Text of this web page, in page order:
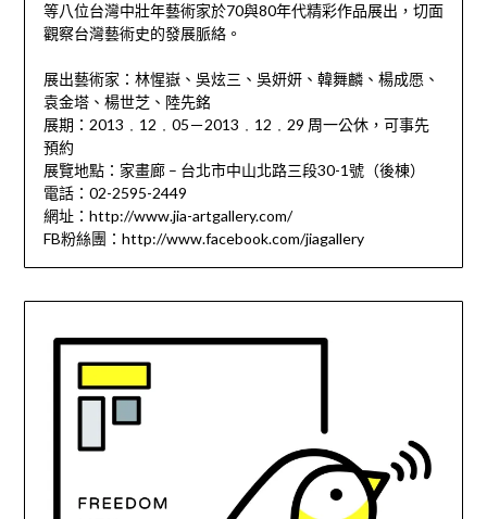
等八位台灣中壯年藝術家於70與80年代精彩作品展出，切面
觀察台灣藝術史的發展脈絡。
展出藝術家：林惺嶽、吳炫三、吳妍妍、韓舞麟、楊成愿、
袁金塔、楊世芝、陸先銘
展期：2013﹒12﹒05－2013﹒12﹒29 周一公休，可事先
預約
展覽地點：家畫廊 – 台北市中山北路三段30-1號（後棟）
電話：02-2595-2449
網址：http://www.jia-artgallery.com/
FB粉絲團：http://www.facebook.com/jiagallery